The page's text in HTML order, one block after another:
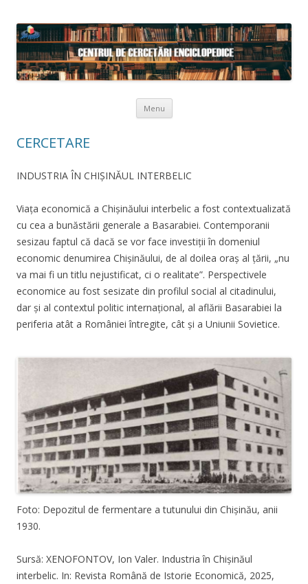
Menu Skip to content
CERCETARE
INDUSTRIA ÎN CHIȘINĂUL INTERBELIC
Viața economică a Chișinăului interbelic a fost contextualizată
cu cea a bunăstării generale a Basarabiei. Contemporanii
sesizau faptul că dacă se vor face investiții în domeniul
economic denumirea Chișinăului, de al doilea oraș al țării, „nu
va mai fi un titlu nejustificat, ci o realitate”. Perspectivele
economice au fost sesizate din profilul social al citadinului,
dar și al contextul politic internațional, al aflării Basarabiei la
periferia atât a României întregite, cât și a Uniunii Sovietice.
Foto: Depozitul de fermentare a tutunului din Chișinău, anii
1930.
Sursă: XENOFONTOV, Ion Valer. Industria în Chișinăul
interbelic. In: Revista Română de Istorie Economică, 2025,